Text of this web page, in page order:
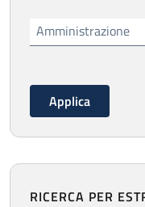
Amministrazione
RICERCA PER